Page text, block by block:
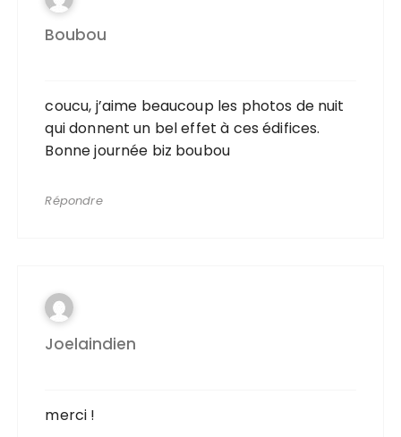
Boubou
coucu, j’aime beaucoup les photos de nuit
qui donnent un bel effet à ces édifices.
Bonne journée biz boubou
Répondre
Joelaindien
merci !